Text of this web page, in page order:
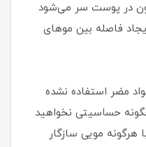
در پوست سر می‌شود
فاصله بین موهای
مضر استفاده نشده
حساسیتی نخواهید
مویی سازگار